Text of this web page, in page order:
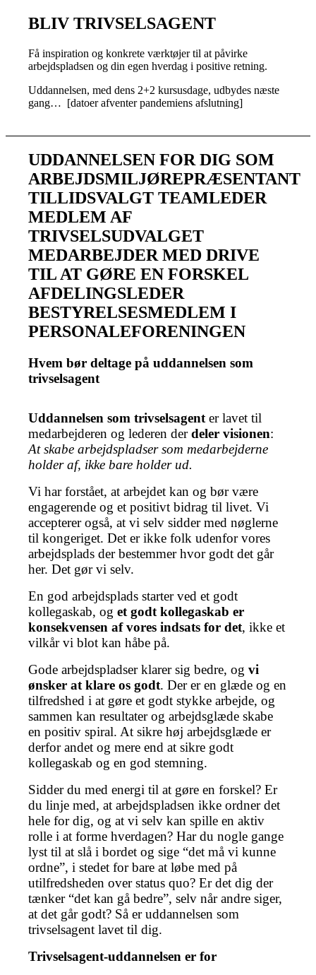
BLIV TRIVSELSAGENT
Få inspiration og konkrete værktøjer til at påvirke
arbejdspladsen og din egen hverdag i positive retning.
Uddannelsen, med dens 2+2 kursusdage,udbydesnæste
gang… [datoer afventer pandemiens afslutning]
UDDANNELSEN FOR DIG SOM
ARBEJDSMILJØREPRÆSENTANT
TILLIDSVALGT TEAMLEDER
MEDLEM AF
TRIVSELSUDVALGET
MEDARBEJDER MED DRIVE
TIL AT GØRE EN FORSKEL
AFDELINGSLEDER
BESTYRELSESMEDLEM I
PERSONALEFORENINGEN
Hvem bør deltage på uddannelsen som
trivselsagent
Uddannelsen som trivselsagenter lavet til
medarbejderen og lederen derdeler visionen:
At skabe arbejdspladser som medarbejderne
holder af, ikke bare holder ud.
Vi har forstået, at arbejdet kan og bør være
engagerende og et positivt bidrag til livet. Vi
accepterer også, at vi selv sidder med nøglerne
til kongeriget. Det er ikke folk udenfor vores
arbejdsplads der bestemmer hvor godt det går
her. Det gør vi selv.
En god arbejdsplads starter ved et godt
kollegaskab, oget godt kollegaskab er
konsekvensen af vores indsats for det, ikke et
vilkår vi blot kan håbe på.
Gode arbejdspladser klarer sig bedre, ogvi
ønsker at klare os godt. Der er en glæde og en
tilfredshed i at gøre et godt stykke arbejde, og
sammen kan resultater og arbejdsglæde skabe
en positiv spiral. At sikre høj arbejdsglæde er
derfor andet og mere end at sikre godt
kollegaskab og en god stemning.
Sidder du med energi til at gøre en forskel? Er
du linje med, at arbejdspladsen ikke ordner det
hele for dig, og at vi selv kan spille en aktiv
rolle i at forme hverdagen? Har du nogle gange
lyst til at slå i bordet og sige “det må vi kunne
ordne”, i stedet for bare at løbe med på
utilfredsheden over status quo? Er det dig der
tænker “det kan gå bedre”, selv når andre siger,
at det går godt? Så er uddannelsen som
trivselsagent lavet til dig.
Trivselsagent-uddannelsen er for